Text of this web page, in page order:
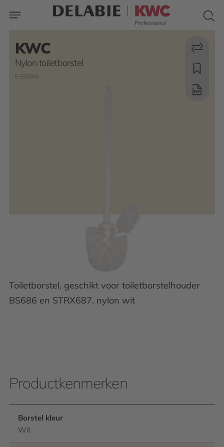
KWC
Nylon toiletborstel
E-BS686
Toiletborstel, geschikt voor toiletborstelhouder
BS686 en STRX687, nylon wit
Productkenmerken
Borstel kleur
Wit